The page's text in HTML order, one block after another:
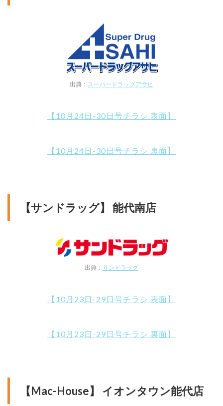
出典： スーパードラッグアサヒ
【10月24日-30日号チラシ 表面】
【10月24日-30日号チラシ 裏面】
【サンドラッグ】 能代南店
出典： サンドラッグ
【10月23日-29日号チラシ 表面】
【10月23日-29日号チラシ 裏面】
【Mac-House】 イオンタウン能代店